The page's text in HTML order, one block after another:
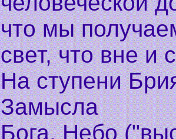
что мы
свет, что вне и
На ступени
Замысла
Бога, Небо